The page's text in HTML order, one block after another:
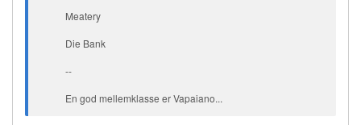
Meatery
Die Bank
--
En god mellemklasse er Vapaiano...